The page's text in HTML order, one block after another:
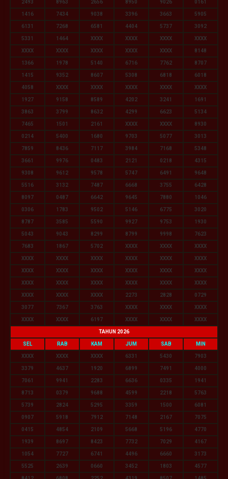
2493 8963 2656 8950 9026 0161
1416 7434 9038 3396 3663 5905
6131 7268 6581 4404 5737 3092
5331 1464 XXXX XXXX XXXX XXXX
XXXX XXXX XXXX XXXX XXXX 8148
1366 1978 5140 6716 7762 8707
1415 9352 8607 5308 6818 6018
4058 XXXX XXXX XXXX XXXX XXXX
1927 9158 8589 4202 3241 1691
3863 3799 8632 4299 6623 5134
7465 1501 2161 XXXX XXXX 8930
0214 5400 1680 9703 5077 3013
7859 8436 7117 3984 7168 5348
3661 9976 0483 2121 0218 4315
9308 9612 9578 5747 6491 9648
5516 3132 7487 6668 3755 6428
8097 0487 6642 9645 7880 1046
0306 1783 9502 5146 6775 3020
8787 3585 5590 9927 9753 1930
5043 9043 8299 8799 9998 7623
7683 1867 5702 XXXX XXXX XXXX
XXXX XXXX XXXX XXXX XXXX XXXX
XXXX XXXX XXXX XXXX XXXX XXXX
XXXX XXXX XXXX XXXX XXXX XXXX
XXXX XXXX XXXX 2273 2828 0729
3077 7367 3763 XXXX XXXX XXXX
XXXX XXXX 6197 XXXX XXXX XXXX
TAHUN 2026
SEL RAB KAM JUM SAB MIN
XXXX XXXX XXXX 6331 5430 7903
3379 4637 1920 6899 7491 4000
7061 9941 2283 6636 0335 1941
8713 0379 9688 4599 2218 5763
5739 2824 5295 3359 1500 6081
0907 5918 7912 7148 2167 7075
0415 4854 2109 5668 5196 4770
1939 8697 8423 7732 7029 4167
1054 7727 6741 4496 6660 3173
5525 2639 0660 3452 1803 4577